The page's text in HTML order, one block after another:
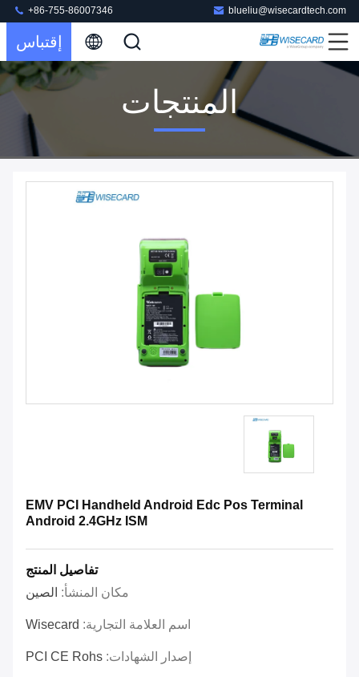
blueliu@wisecardtech.com
+86-755-86007346
إقتباس
المنتجات
EMV PCI Handheld Android Edc Pos Terminal
Android 2.4GHz ISM
تفاصيل المنتج
مكان المنشأ: الصين
اسم العلامة التجارية: Wisecard
إصدار الشهادات: PCI CE Rohs